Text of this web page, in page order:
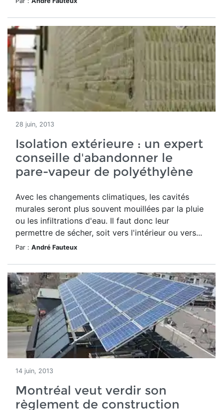
28 juin, 2013
Isolation extérieure : un expert
conseille d'abandonner le
pare-vapeur de polyéthylène
Avec les changements climatiques, les cavités
murales seront plus souvent mouillées par la pluie
ou les infiltrations d'eau. Il faut donc leur
permettre de sécher, soit vers l'intérieur ou vers...
Par : André Fauteux
14 juin, 2013
Montréal veut verdir son
règlement de construction